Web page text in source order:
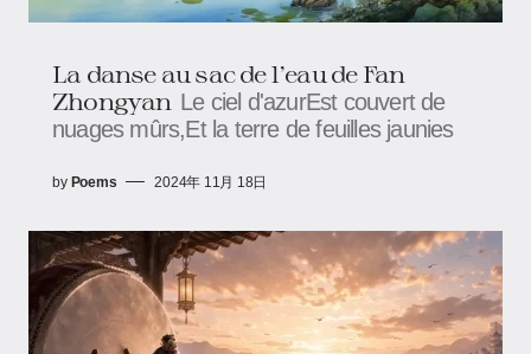
La danse au sac de l’eau de Fan
Zhongyan Le ciel d'azurEst couvert de
nuages mûrs,Et la terre de feuilles jaunies
by Poems 2024年 11月 18日